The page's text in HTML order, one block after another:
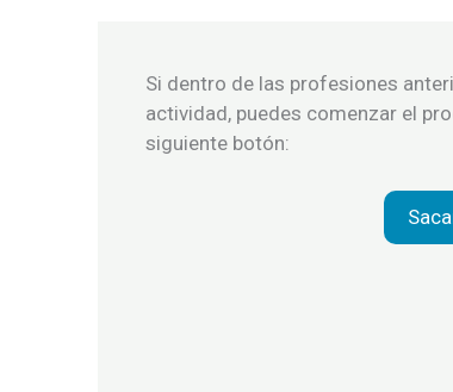
Si dentro de las profesiones
actividad, puedes comenzar el
siguiente botón: